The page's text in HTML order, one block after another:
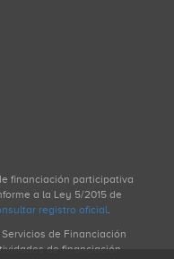
financiación participativa
a la Ley 5/2015 de
registro oficial.
de Financiación
de financiación